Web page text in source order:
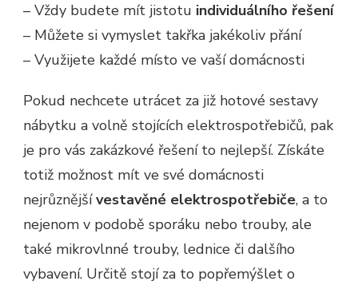
– Vždy budete mít jistotu individuálního řešení
– Můžete si vymyslet takřka jakékoliv přání
– Využijete každé místo ve vaší domácnosti
Pokud nechcete utrácet za již hotové sestavy
nábytku a volně stojících elektrospotřebičů, pak
je pro vás zakázkové řešení to nejlepší. Získáte
totiž možnost mít ve své domácnosti
nejrůznějšívestavěné elektrospotřebiče, a to
nejenom v podobě sporáku nebo trouby, ale
také mikrovlnné trouby, lednice či dalšího
vybavení. Určitě stojí za to popřemýšlet o